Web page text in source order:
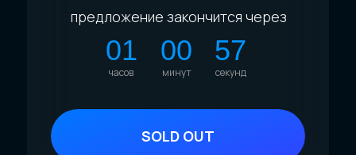
SOLD OUT
предложение закончится через
секунд
часов минут
55
01 00